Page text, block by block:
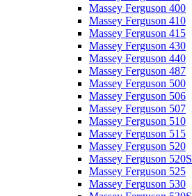
Massey Ferguson 400
Massey Ferguson 410
Massey Ferguson 415
Massey Ferguson 430
Massey Ferguson 440
Massey Ferguson 487
Massey Ferguson 500
Massey Ferguson 506
Massey Ferguson 507
Massey Ferguson 510
Massey Ferguson 515
Massey Ferguson 520
Massey Ferguson 520S
Massey Ferguson 525
Massey Ferguson 530